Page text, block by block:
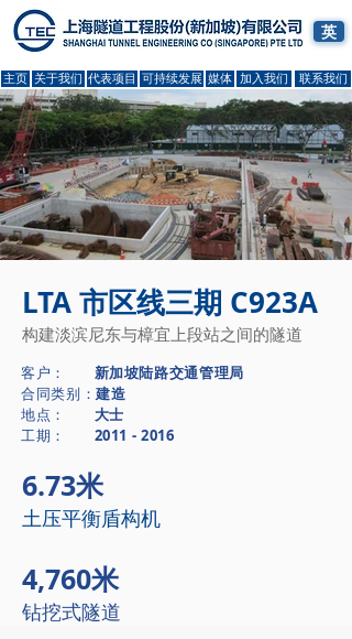
英
主页 关于我们 代表项目 可持续发展 媒体 加入我们 联系我们
LTA 市区线三期 C923A
构建淡滨尼东与樟宜上段站之间的隧道
客户：
新加坡陆路交通管理局
合同类别：建造
​地点： 大士
​工期： 2011 - 2016
6.73米
土压平衡盾构机
4,760米
钻挖式隧道